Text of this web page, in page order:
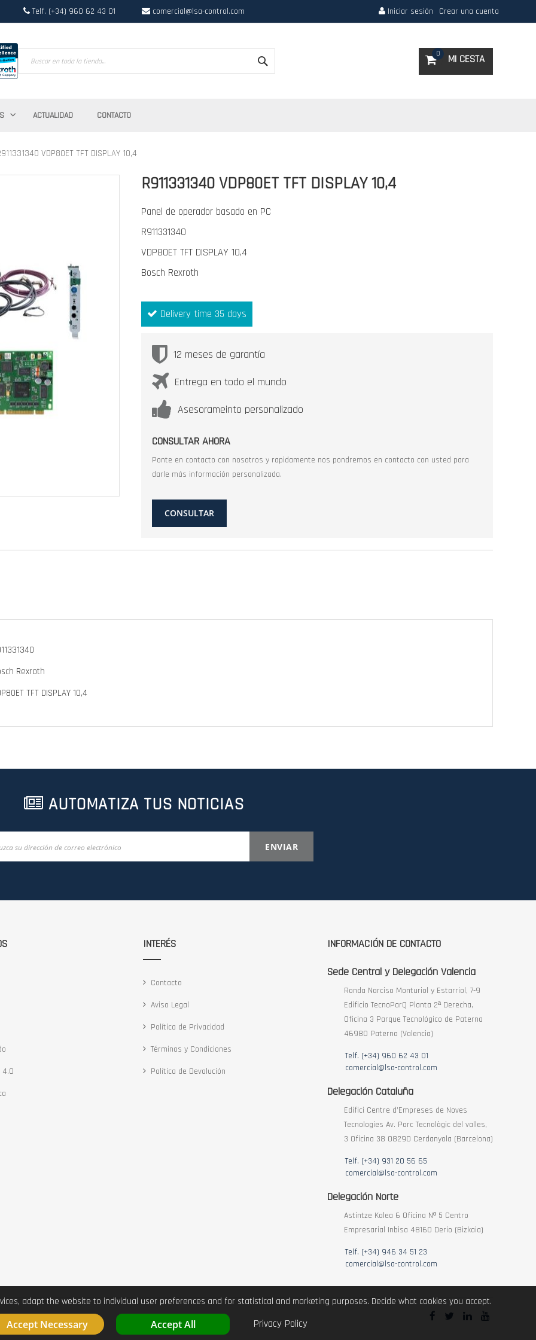
Telf. (+34) 960 62 43 01 comercial@lsa-control.com Iniciar sesión Crear una cuenta
MI CESTA
0
ACTUALIDAD CONTACTO
VDP80ET TFT DISPLAY 10,4
R911331340 VDP80ET TFT DISPLAY 10,4
Panel de operador basado en PC
R911331340
VDP80ET TFT DISPLAY 10,4
Bosch Rexroth
Delivery time 35 days
12 meses de garantía
Entrega en todo el mundo
Asesorameinto personalizado
CONSULTAR AHORA
Ponte en contacto con nosotros y rapidamente nos pondremos en contacto con usted para
darle más información personalizada.
CONSULTAR
Rexroth
TFT DISPLAY 10,4
AUTOMATIZA TUS NOTICIAS
ENVIAR
4.0
INTERÉS
Contacto
Aviso Legal
Política de Privacidad
Términos y Condiciones
Política de Devolución
INFORMACIÓN DE CONTACTO
Sede Central y Delegación Valencia
Ronda Narciso Monturiol y Estarriol, 7-9
Edificio TecnoParQ Planta 2ª Derecha,
Oficina 3 Parque Tecnológico de Paterna
46980 Paterna (Valencia)
Telf. (+34) 960 62 43 01
comercial@lsa-control.com
Delegación Cataluña
Edifici Centre d’Empreses de Noves
Tecnologies Av. Parc Tecnològic del valles,
3 Oficina 38 08290 Cerdanyola (Barcelona)
Telf. (+34) 931 20 56 65
comercial@lsa-control.com
Delegación Norte
Astintze Kalea 6 Oficina Nº 5 Centro
Empresarial Inbisa 48160 Derio (Bizkaia)
Telf. (+34) 946 34 51 23
comercial@lsa-control.com
adapt the website to individual user preferences and for statistical and marketing purposes. Decide what cookies you accept.
Accept Necessary Accept All Privacy Policy